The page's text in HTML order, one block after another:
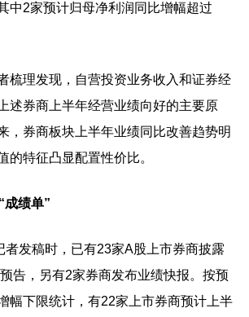
中2家预计归母净利润同比增幅超过
理发现，自营投资业务收入和证券经
述券商上半年经营业绩向好的主要原
，券商板块上半年业绩同比改善趋势明
的特征凸显配置性价比。
绩单”
发稿时，已有23家A股上市券商披露
告，另有2家券商发布业绩快报。按预
幅下限统计，有22家上市券商预计上半